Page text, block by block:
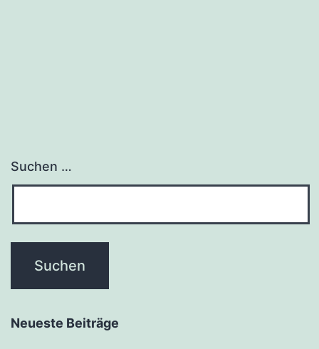
Suchen …
Neueste Beiträge